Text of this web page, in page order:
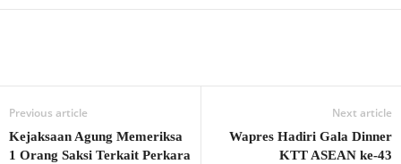
Previous article
Kejaksaan Agung Memeriksa
1 Orang Saksi Terkait Perkara
Next article
Wapres Hadiri Gala Dinner
KTT ASEAN ke-43